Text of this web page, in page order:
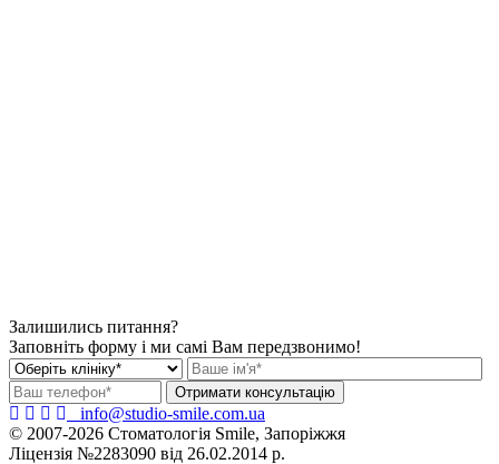
Залишились питання?
Заповніть форму і ми самі Вам передзвонимо!
info@studio-smile.com.ua
© 2007-2026 Стоматологія Smile, Запоріжжя
Ліцензія №2283090 від 26.02.2014 р.